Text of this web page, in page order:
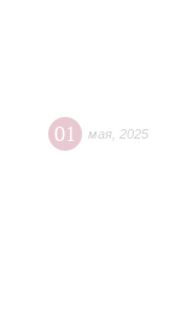
01 мая 2025